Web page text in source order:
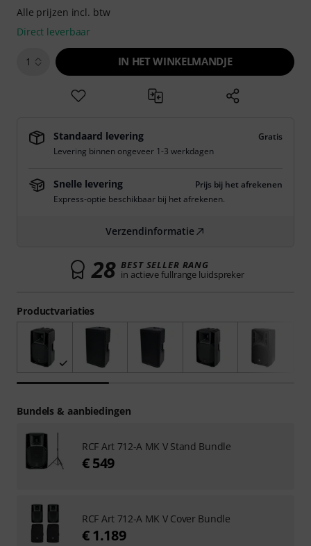
Productvariaties
Alle prijzen incl. btw
Direct leverbaar
1 IN HET WINKELMANDJE
Standaard levering
Gratis
Levering binnen ongeveer 1-3 werkdagen
Snelle levering
Prijs bij het afrekenen
Express-optie beschikbaar bij het afrekenen.
Verzendinformatie
28 BEST SELLER RANG
in actieve fullrange luidspreker
Bundels & aanbiedingen
RCF Art 712-A MK V Stand Bundle
€ 549
RCF Art 712-A MK V Cover Bundle
€ 1.189